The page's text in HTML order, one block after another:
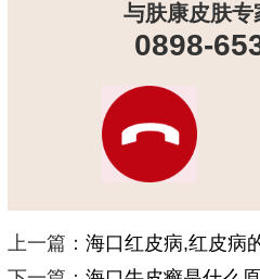
与肤康皮肤专
0898-
上一篇： 海口红皮病,红皮病